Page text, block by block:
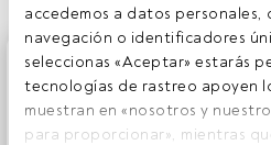
accedemos a datos personales,
navegación o identificadores
seleccionas «Aceptar» estarás
tecnologías de rastreo apoyen
muestran en «nosotros y
para proporcionar», mientras
Este es un artículo exclusivo
de FundsPeople. Si ya estás
botón Login. Si aún no tienes
registrarte y disfrutar de todo